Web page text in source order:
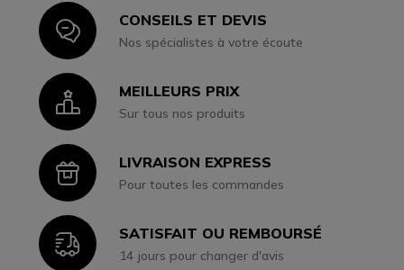
IconCONSEILS ET DEVIS
Nos spécialistes à votre écoute
IconMEILLEURS PRIX
Sur tous nos produits
IconLIVRAISON EXPRESS
Pour toutes les commandes
IconSATISFAIT OU REMBOURSÉ
14 jours pour changer d'avis